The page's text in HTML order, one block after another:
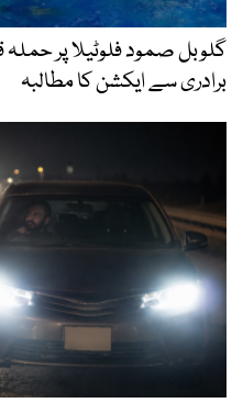
گلوبل صمود فلوٹیلا پر
برادری سے ایکشن کا مطالبہ